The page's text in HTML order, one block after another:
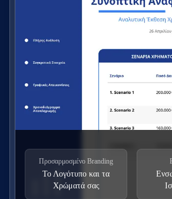
Προσαρμοσμένο Branding
Το Λογότυπο και τα
Χρώματά σας